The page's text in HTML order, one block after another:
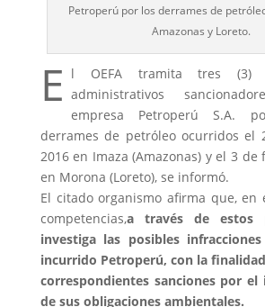
Petroperú por los derrames de
Amazonas y Loreto.
E l OEFA tramita tres (3)
administrativos
empresa Petroperú S.A.
derrames de petróleo ocurridos el
2016 en Imaza (Amazonas) y el 3
en Morona (Loreto), se informó.
El citado organismo afirma que, en
competencias,a través de estos
investiga las posibles
incurrido Petroperú, con la
correspondientes sanciones por
de sus obligaciones ambientales.